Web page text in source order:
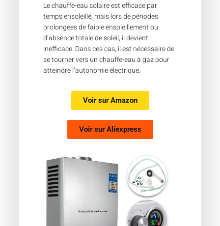
Le chauffe-eau solaire est efficace par
temps ensoleillé, mais lors de périodes
prolongées de faible ensoleillement ou
d’absence totale de soleil, il devient
inefficace. Dans ces cas, il est nécessaire de
se tourner vers un chauffe-eau à gaz pour
atteindre l’autonomie électrique.
Voir surAmazon
Voir surAliexpress